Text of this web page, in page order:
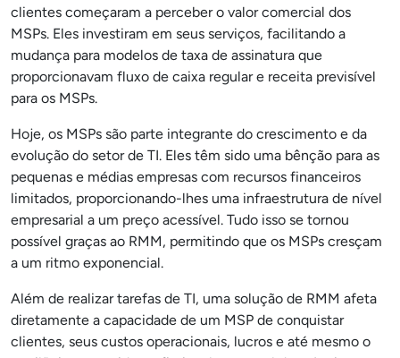
clientes começaram a perceber o valor comercial dos
MSPs. Eles investiram em seus serviços, facilitando a
mudança para modelos de taxa de assinatura que
proporcionavam fluxo de caixa regular e receita previsível
para os MSPs.
Hoje, os MSPs são parte integrante do crescimento e da
evolução do setor de TI. Eles têm sido uma bênção para as
pequenas e médias empresas com recursos financeiros
limitados, proporcionando-lhes uma infraestrutura de nível
empresarial a um preço acessível. Tudo isso se tornou
possível graças ao RMM, permitindo que os MSPs cresçam
a um ritmo exponencial.
Além de realizar tarefas de TI, uma solução de RMM afeta
diretamente a capacidade de um MSP de conquistar
clientes, seus custos operacionais, lucros e até mesmo o